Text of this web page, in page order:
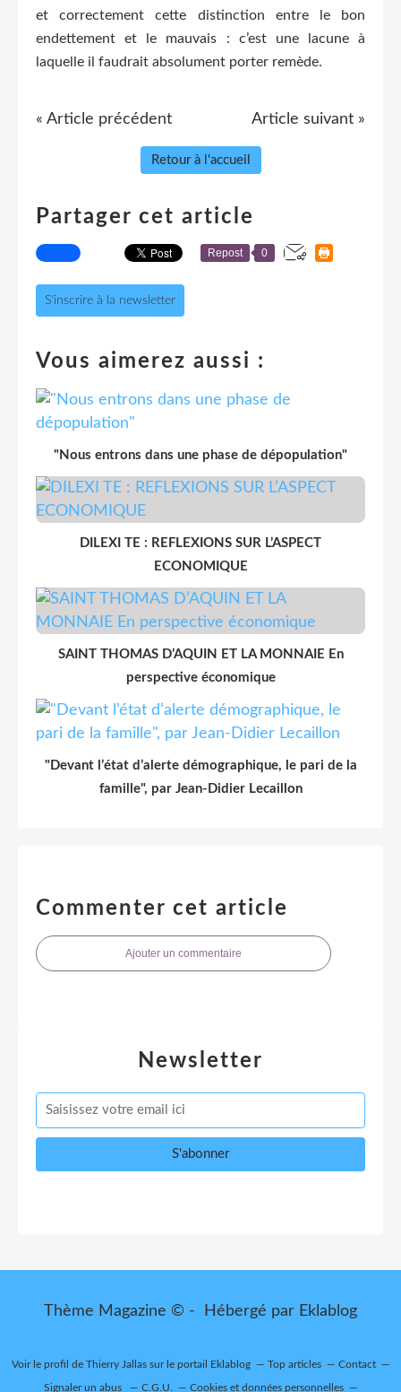
et correctement cette distinction entre le bon
endettement et le mauvais : c’est une lacune à
laquelle il faudrait absolument porter remède.
« Article précédent Article suivant »
Retour à l'accueil
Partager cet article
Repost 0
S'inscrire à la newsletter
Vous aimerez aussi :
"Nous entrons dans une phase de dépopulation"
DILEXI TE : REFLEXIONS SUR L’ASPECT
ECONOMIQUE
SAINT THOMAS D’AQUIN ET LA MONNAIE En
perspective économique
"Devant l’état d’alerte démographique, le pari de la
famille", par Jean-Didier Lecaillon
Commenter cet article
Ajouter un commentaire
Newsletter
Thème Magazine © - Hébergé par Eklablog
Voir le profil de Thierry Jallassur le portail Eklablog Top articles Contact
Signaler un abus C.G.U. Cookies et données personnelles